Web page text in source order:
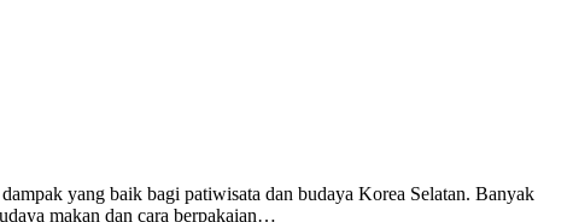
yang baik bagi patiwisata dan budaya Korea Selatan. Banyak
makan dan cara berpakaian…